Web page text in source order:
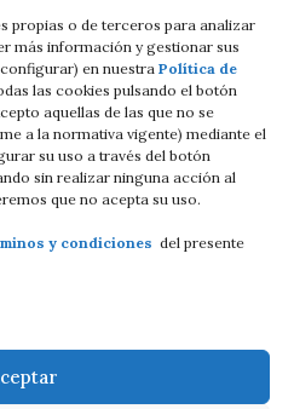
propias o de terceros para analizar
más información y gestionar sus
en nuestra Política de
las cookies pulsando el botón
aquellas de las que no se
a la normativa vigente) mediante el
su uso a través del botón
sin realizar ninguna acción al
que no acepta su uso.
y condiciones del presente
Online
baja 8
ESPAÑA
687821858